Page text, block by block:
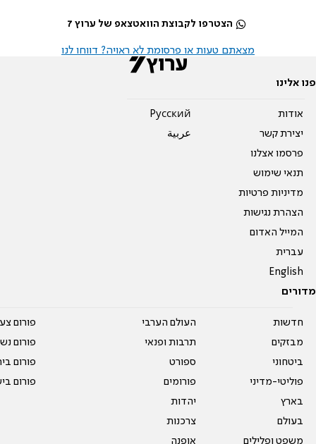
הצטרפו לקבוצת הוואטצאפ של ערוץ 7
מצאתם טעות או פרסומת לא ראויה? דווחו לנו
פנו אלינו
אודות
יצירת קשר
פרסמו אצלנו
תנאי שימוש
מדיניות פרטיות
הצהרת נגישות
המייל האדום
עברית
English
Pусский
عربية
מדורים
חדשות
מבזקים
ביטחוני
פוליטי-מדיני
בארץ
בעולם
משפט ופלילים
העולם הערבי
תרבות ופנאי
ספורט
פורומים
יהדות
צרכנות
אופנה
פורום
פורום
פורום
פורום